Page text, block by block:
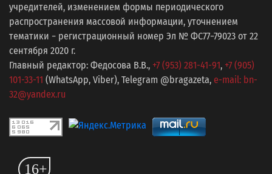
учредителей, изменением формы периодического
распространения массовой информации, уточнением
тематики − регистрационный номер Эл № ФС77−79023 от 22
сентября 2020 г.
Главный редактор: Федосова В.В., +7 (953) 281-41-91, +7 (905)
101-33-11 (WhatsApp, Viber), Telegram @bragazeta, e-mail: bn-
32@yandex.ru
16+